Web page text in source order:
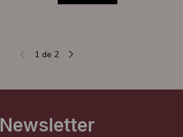
1 de 2
Newsletter